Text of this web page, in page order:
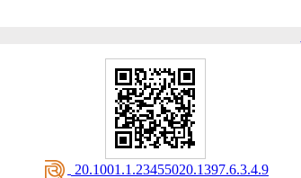
‎ 20.1001.1.23455020.1397.6.3.4.9